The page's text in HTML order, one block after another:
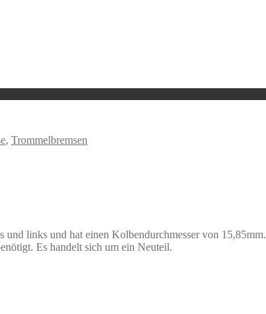
, Trommelbremsen
links und hat einen Kolbendurchmesser von 15,85mm.
Es handelt sich um ein Neuteil.